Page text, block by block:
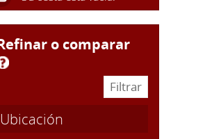
refinar o comparar
Ubicación